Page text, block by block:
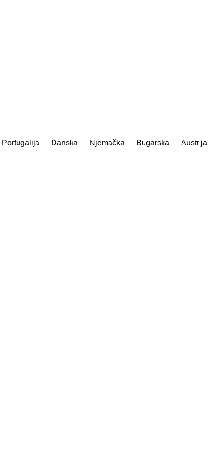
Portugalija Danska Njemačka Bugarska
Austrija